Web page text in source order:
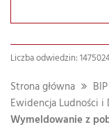
Liczba odwiedzin:
Strona główna
Ewidencja Ludności
Wymeldowanie z